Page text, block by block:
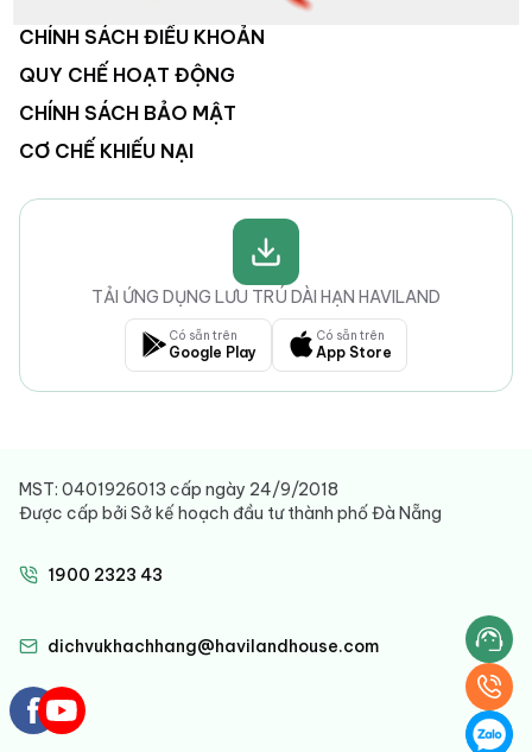
CHÍNH SÁCH ĐIỀU KHOẢN
QUY CHẾ HOẠT ĐỘNG
CHÍNH SÁCH BẢO MẬT
CƠ CHẾ KHIẾU NẠI
TẢI ỨNG DỤNG LƯU TRÚ DÀI HẠN HAVILAND
Có sẵn trên
Google Play
Có sẵn trên
App Store
MST: 0401926013 cấp ngày 24/9/2018
Được cấp bởi Sở kế hoạch đầu tư thành phố Đà Nẵng
1900 2323 43
dichvukhachhang@havilandhouse.com